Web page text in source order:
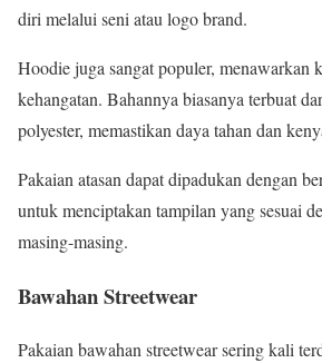
diri melalui seni atau logo brand.
Hoodie juga sangat populer, menawarkan
kehangatan. Bahannya biasanya terbuat
polyester, memastikan daya tahan dan
Pakaian atasan dapat dipadukan dengan
untuk menciptakan tampilan yang sesuai
masing-masing.
Bawahan Streetwear
Pakaian bawahan streetwear sering kali